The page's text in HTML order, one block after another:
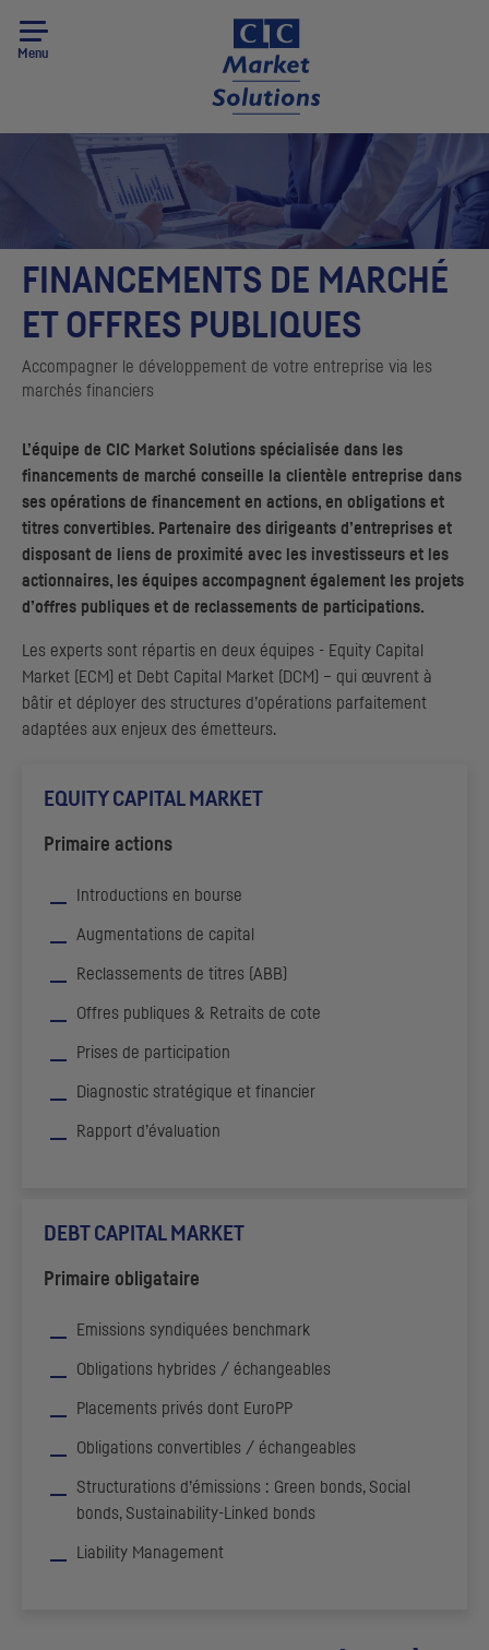
Menu
FINANCEMENTS DE MARCHÉ
ET OFFRES PUBLIQUES
Accompagner le développement de votre entreprise via les
marchés financiers
L’équipe de CIC Market Solutions spécialisée dans les
financements de marché conseille la clientèle entreprise dans
ses opérations de financement en actions, en obligations et
titres convertibles. Partenaire des dirigeants d’entreprises et
disposant de liens de proximité avec les investisseurs et les
actionnaires, les équipes accompagnent également les projets
d’offres publiques et de reclassements de participations.
Les experts sont répartis en deux équipes - Equity Capital
Market
ECM ) et Debt Capital Market DCM
) – qui œuvrent à
bâtir et déployer des structures d’opérations parfaitement
adaptées aux enjeux des émetteurs.
EQUITY CAPITAL MARKET
Primaire actions
Introductions en bourse
Augmentations de capital
Reclassements de titres ( ABB
Offres publiques & Retraits de cote
Prises de participation
Diagnostic stratégique et financier
Rapport d’évaluation
DEBT CAPITAL MARKET
Primaire obligataire
Emissions syndiquées benchmark
Obligations hybrides / échangeables
Placements privés dont EuroPP
Obligations convertibles / échangeables
Structurations d’émissions : Green bonds, Social
bonds, Sustainability-Linked bonds
Liability Management